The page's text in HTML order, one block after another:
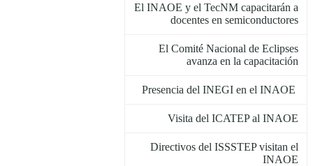
El INAOE y el TecNM capacitarán a
docentes en semiconductores
El Comité Nacional de Eclipses
avanza en la capacitación
Presencia del INEGI en el INAOE
Visita del ICATEP al INAOE
Directivos del ISSSTEP visitan el
INAOE